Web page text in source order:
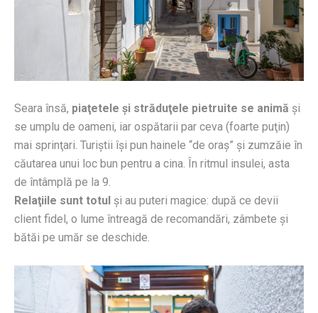
Seara însă, piaţetele şi străduţele pietruite se animă şi
se umplu de oameni, iar ospătarii par ceva (foarte puţin)
mai sprinţari. Turiştii îşi pun hainele “de oraş” şi zumzăie în
căutarea unui loc bun pentru a cina. În ritmul insulei, asta
de întâmplă pe la 9.
Relaţiile sunt totul şi au puteri magice: după ce devii
client fidel, o lume întreagă de recomandări, zâmbete şi
bătăi pe umăr se deschide.